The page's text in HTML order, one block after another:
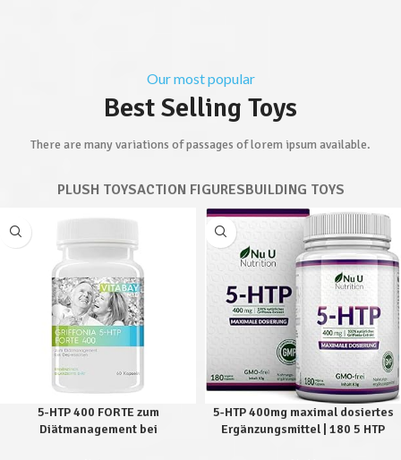
Our most popular
Best Selling Toys
There are many variations of passages of lorem ipsum available.
PLUSH TOYSACTION FIGURESBUILDING TOYS
5-HTP 400 FORTE zum
Diätmanagement bei
5-HTP 400mg maximal dosiertes
Ergänzungsmittel | 180 5 HTP